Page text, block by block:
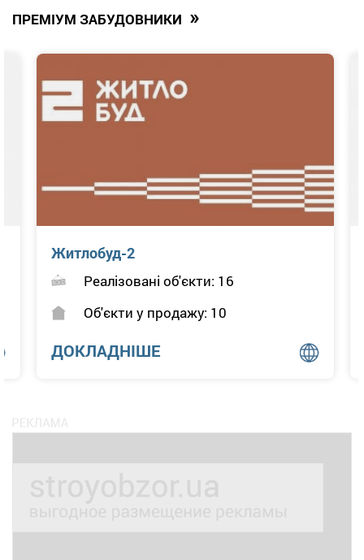
ПРЕМІУМ ЗАБУДОВНИКИ »
Житлобуд-2
Реалізовані об'єкти: 16
Об'єкти у продажу: 10
ДОКЛАДНІШЕ